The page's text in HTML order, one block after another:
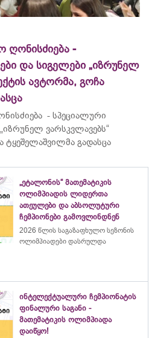
ღონისძიება -
და სიგელები „იზრუნელ
ავტორმა, გოჩა
- სპეციალური
ვარსკვლავებს“
გადასცა
„ეტალონის“ მათემატიკის
ოლიმპიადის ლიდერთა
ათეულები და აბსოლუტური
ჩემპიონები გამოვლინდნენ
2026 წლის საგაზაფხულო სეზონის
ოლიმპიადები დასრულდა
ინტელექტუალური ჩემპიონატის
ფინალური საგანი -
მათემატიკის ოლიმპიადა
დაიწყო!